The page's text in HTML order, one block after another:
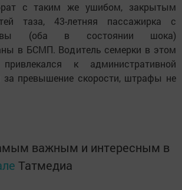
с таким же ушибом, закрытым
таза, 43-летняя пассажирка с
(оба в состоянии шока)
в БСМП. Водитель семерки в этом
к административной
за превышение скорости, штрафы не
важным и интересным в
Татмедиа